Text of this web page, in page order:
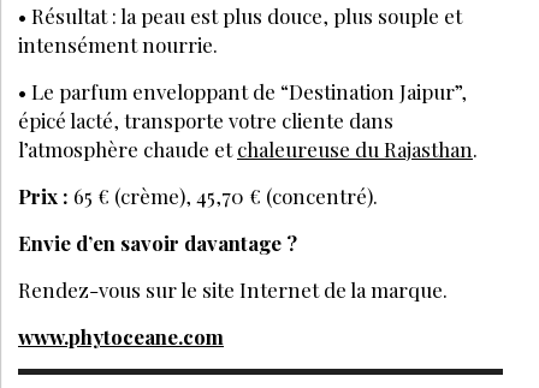
• Résultat : la peau est plus douce, plus souple et
intensément nourrie.
• Le parfum enveloppant de “Destination Jaipur”,
épicé lacté, transporte votre cliente dans
l’atmosphère chaude etchaleureuse du Rajasthan.
Prix : 65 € (crème), 45,70 € (concentré).
Envie d’en savoir davantage ?
Rendez-vous sur le site Internet de la marque.
www.phytoceane.com